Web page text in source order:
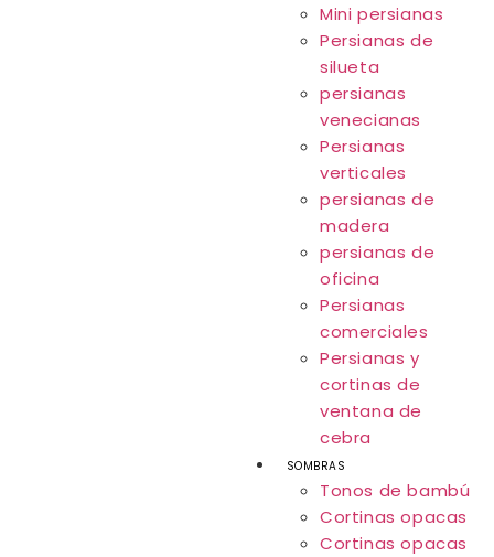
Mini persianas
Persianas de
silueta
persianas
venecianas
Persianas
verticales
persianas de
madera
persianas de
oficina
Persianas
comerciales
Persianas y
cortinas de
ventana de
cebra
SOMBRAS
Tonos de bambú
Cortinas opacas
Cortinas opacas